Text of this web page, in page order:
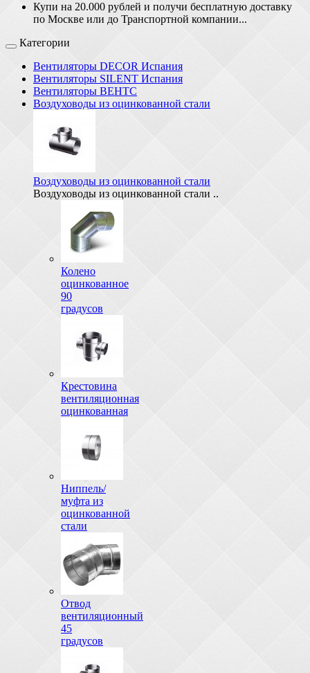
Купи на 20.000 рублей и получи бесплатную доставку
по Москве или до Транспортной компании...
Категории
Вентиляторы DECOR Испания
Вентиляторы SILENT Испания
Вентиляторы ВЕНТС
Воздуховоды из оцинкованной стали
Воздуховоды из оцинкованной стали
Воздуховоды из оцинкованной стали ..
Колено
оцинкованное
90
градусов
Крестовина
вентиляционная
оцинкованная
Ниппель/
муфта из
оцинкованной
стали
Отвод
вентиляционный
45
градусов